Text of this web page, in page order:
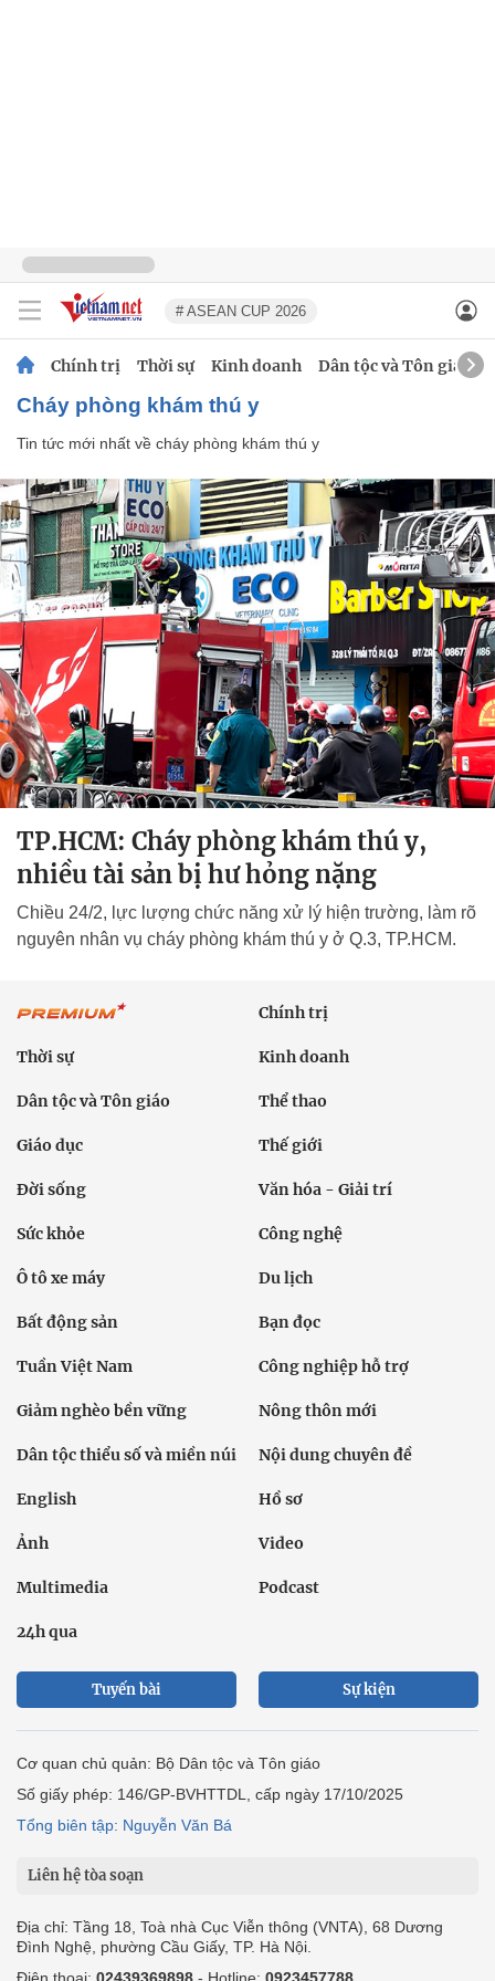
# ASEAN CUP 2026
Chính trị Thời sự Kinh doanh Dân tộc và Tôn giáo
cháy phòng khám thú y
Tin tức mới nhất về cháy phòng khám thú y
TP.HCM: Cháy phòng khám thú y,
nhiều tài sản bị hư hỏng nặng
Chiều 24/2, lực lượng chức năng xử lý hiện trường, làm rõ
nguyên nhân vụ cháy phòng khám thú y ở Q.3, TP.HCM.
Chính trị
Thời sự Kinh doanh
Dân tộc và Tôn giáo Thể thao
Giáo dục Thế giới
Đời sống Văn hóa - Giải trí
Sức khỏe Công nghệ
Ô tô xe máy Du lịch
Bất động sản Bạn đọc
Tuần Việt Nam Công nghiệp hỗ trợ
Giảm nghèo bền vững Nông thôn mới
Dân tộc thiểu số và miền núi Nội dung chuyên đề
English Hồ sơ
Ảnh Video
Multimedia Podcast
24h qua
Tuyến bài Sự kiện
Cơ quan chủ quản: Bộ Dân tộc và Tôn giáo
Số giấy phép: 146/GP-BVHTTDL, cấp ngày 17/10/2025
Tổng biên tập: Nguyễn Văn Bá
Liên hệ tòa soạn
Địa chỉ: Tầng 18, Toà nhà Cục Viễn thông (VNTA), 68 Dương
Đình Nghệ, phường Cầu Giấy, TP. Hà Nội.